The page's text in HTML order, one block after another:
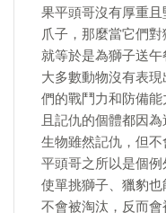
果平頭哥沒有厚重
爪子，那麼當它們
就等於是為獅子送午
大多數動物沒有表
們的戰鬥力和防備
且記仇的個體都因
生物雖然記仇，但不
平頭哥之所以是個
使單挑獅子、獵豹
不會被淘汰，反而會